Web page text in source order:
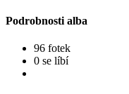
Podrobnosti alba
96 fotek
0 se líbí